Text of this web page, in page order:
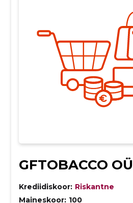
GFTOBACCO OÜ
Krediidiskoor: Riskantne
Maineskoor: 100